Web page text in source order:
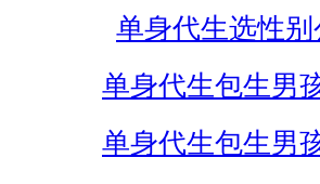
单身代生选性别
单身代生包生男
单身代生包生男